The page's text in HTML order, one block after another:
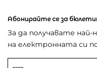
Абонирайте се за
За да получавате
на електронната си